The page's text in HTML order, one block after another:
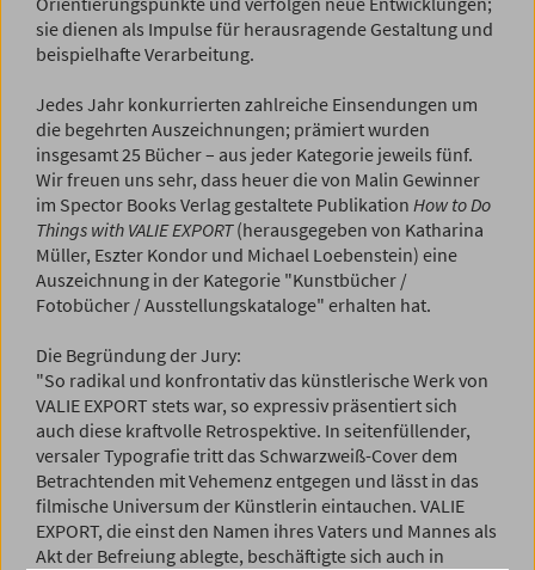
sie dienen als Impulse für herausragende Gestaltung und
beispielhafte Verarbeitung.
Jedes Jahr konkurrierten zahlreiche Einsendungen um
die begehrten Auszeichnungen; prämiert wurden
insgesamt 25 Bücher – aus jeder Kategorie jeweils fünf.
Wir freuen uns sehr, dass heuer die von Malin Gewinner
im Spector Books Verlag gestaltete Publikation How to Do
Things with VALIE EXPORT(herausgegeben von Katharina
Müller, Eszter Kondor und Michael Loebenstein) eine
Auszeichnung in der Kategorie "Kunstbücher /
Fotobücher / Ausstellungskataloge" erhalten hat.
Die Begründung der Jury:
"So radikal und konfrontativ das künstlerische Werk von
VALIE EXPORT stets war, so expressiv präsentiert sich
auch diese kraftvolle Retrospektive. In seitenfüllender,
versaler Typografie tritt das Schwarzweiß-Cover dem
Betrachtenden mit Vehemenz entgegen und lässt in das
filmische Universum der Künstlerin eintauchen. VALIE
EXPORT, die einst den Namen ihres Vaters und Mannes als
Akt der Befreiung ablegte, beschäftigte sich auch in